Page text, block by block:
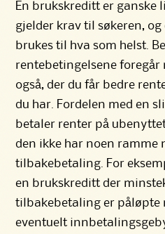
En brukskreditt er ganske
gjelder krav til søkeren,
brukes til hva som helst.
rentebetingelsene foregår
også, der du får bedre
du har. Fordelen med en
betaler renter på
den ikke har noen ramme
tilbakebetaling. For
en brukskreditt der
tilbakebetaling er påløpte
eventuelt